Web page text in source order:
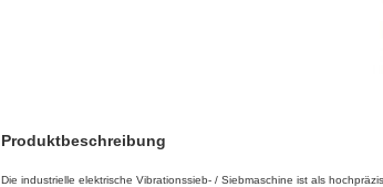
Produktbeschreibung
Die industrielle elektrische Vibrationssieb- / Siebmaschine ist als